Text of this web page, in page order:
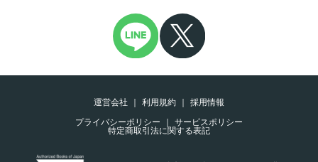
運営会社 利用規約
採用情報
プライバシーポリシー
サービスポリシー
特定商取引法に関する表記